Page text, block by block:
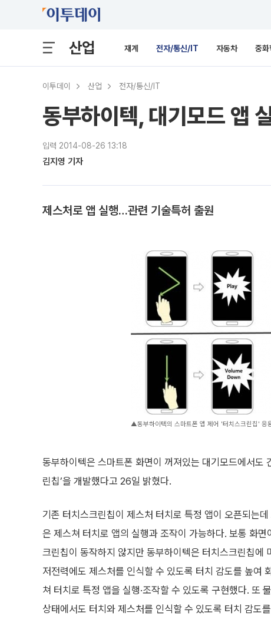
산업 재계 전자/통신/IT 자동차 중화
이투데이 산업 전자/통신/IT
동부하이텍, 대기모드 앱
입력 2014-08-26 13:18
김지영 기자
제스처로 앱 실행…관련 기술특허 출원
▲동부하이텍의 스마트폰 앱 제어 '터치스크린칩' 응
동부하이텍은 스마트폰 화면이 꺼져있는 대기모드에서도
린칩’을 개발했다고 26일 밝혔다.
기존 터치스크린칩이 제스처 터치로 특정 앱이 오픈되는
은 제스쳐 터치로 앱의 실행과 조작이 가능하다. 보통 화면
크린칩이 동작하지 않지만 동부하이텍은 터치스크린칩에
저전력에도 제스처를 인식할 수 있도록 터치 감도를 높여
쳐 터치로 특정 앱을 실행·조작할 수 있도록 구현했다. 또
상태에서도 터치와 제스처를 인식할 수 있도록 터치 감도